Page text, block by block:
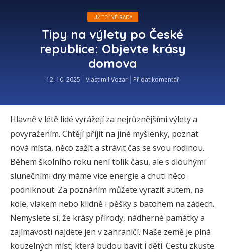
UŽITEČNÉ RADY
Tipy na výlety po České
republice: Objevte krásy
domova
12. 10. 2025 Vlastimil Vozar Přidat komentář
Hlavně v létě lidé vyrážejí za nejrůznějšími výlety a
povyražením. Chtějí přijít na jiné myšlenky, poznat
nová místa, něco zažít a strávit čas se svou rodinou.
Během školního roku není tolik času, ale s dlouhými
slunečními dny máme více energie a chuti něco
podniknout. Za poznáním můžete vyrazit autem, na
kole, vlakem nebo klidně i pěšky s batohem na zádech.
Nemyslete si, že krásy přírody, nádherné památky a
zajímavosti najdete jen v zahraničí. Naše země je plná
kouzelných míst, která budou bavit i děti. Cestu zkuste